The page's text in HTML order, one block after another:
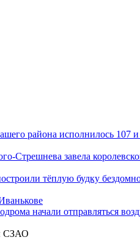
района исполнилось 107 и
Стрешнева завела
тёплую будку
начали отправляться
СЗАО